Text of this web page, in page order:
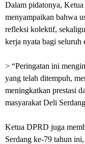
Dalam pidatonya,
menyampaikan bahwa
refleksi kolektif,
kerja nyata bagi seluruh
> “Peringatan ini
yang telah ditempuh,
meningkatkan prestasi
masyarakat Deli
Ketua DPRD juga
Serdang ke-79 tahun